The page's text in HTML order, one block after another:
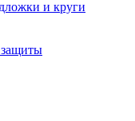
и круги